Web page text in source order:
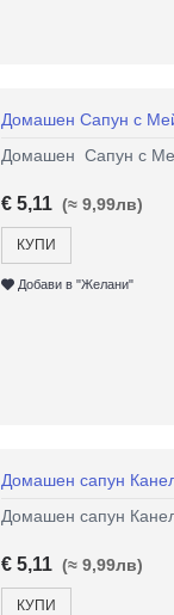
Домашен Сапун с
Домашен Сапун с Мей
€ 5,11 (≈ 9,99лв)
КУПИ
Добави в "Желани"
Домашен сапун
Домашен сапун
€ 5,11 (≈ 9,99лв)
КУПИ